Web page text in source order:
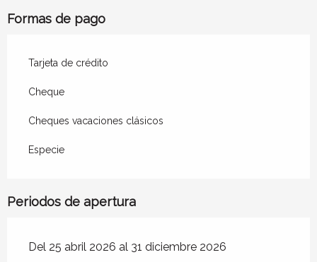
Formas de pago
Tarjeta de crédito
Cheque
Cheques vacaciones clásicos
Especie
Periodos de apertura
Del 25 abril 2026 al 31 diciembre 2026